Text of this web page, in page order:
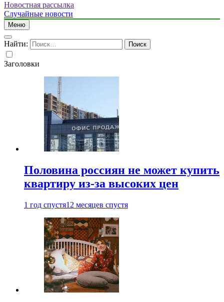
Новостная рассылка
Случайные новости
Меню
Найти:
Заголовки
Половина россиян не может купить
квартиру из-за высоких цен
1 год спустя12 месяцев спустя